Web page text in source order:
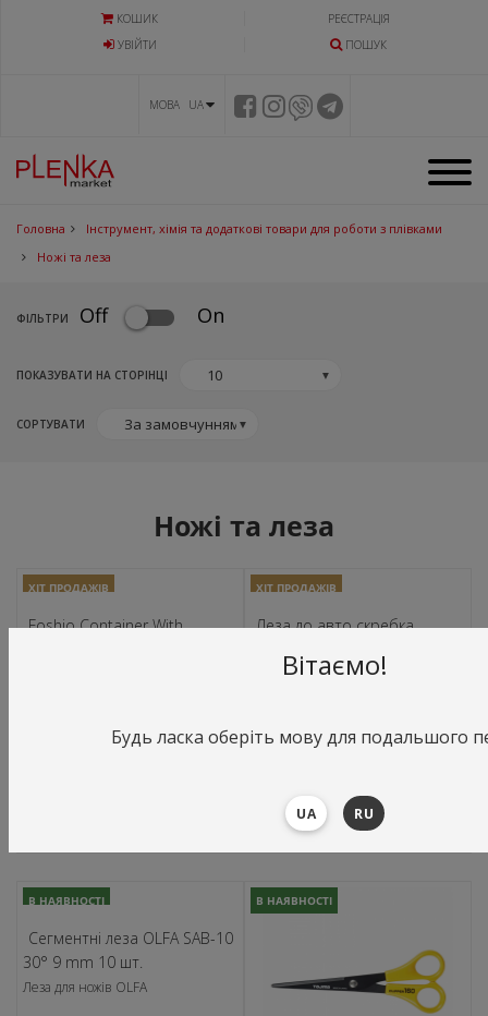
КОШИК
РЕЄСТРАЦІЯ
УВIЙТИ
ПОШУК
МОВА UA
Головна
Інструмент, хімія та додаткові товари для роботи з плівками
Ножі та леза
ФIЛЬТРИ Off On
ПОКАЗУВАТИ НА СТОРІНЦІ ▼
СОРТУВАТИ ▼
Ножі та леза
ХІТ ПРОДАЖІВ
Foshio Container With
ХІТ ПРОДАЖІВ
Леза до авто скребка
CS 100 шт.
В КОРЗИНУ
В НАЯВНОСТІ
Сегментні леза OLFA SAB-10
30° 9 mm 10 шт.
Леза для ножів OLFA
В НАЯВНОСТІ
Вітаємо!
Будь ласка оберіть мову для подальшого
UA RU